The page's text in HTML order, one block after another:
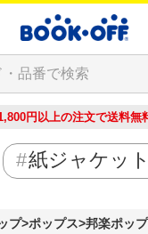
円以上の注文で送料無
紙ジャケット
プ>ポップス>邦楽ポッ